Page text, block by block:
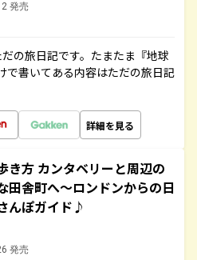
発売
の旅日記です。たまたま『地球
で書いてある内容はただの旅日記
詳細を見る
き方 カンタベリーと周辺の
田舎町へ～ロンドンからの日
んぽガイド♪
発売